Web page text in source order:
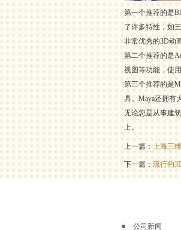
第一个推荐的是
了许多特性，如
非常优秀的3D动
第二个推荐的是
视图等功能，使
第三个推荐的是
具。Maya还拥有
无论您是从事建
上。
上一篇：上海三
下一篇：流行的
公司新闻